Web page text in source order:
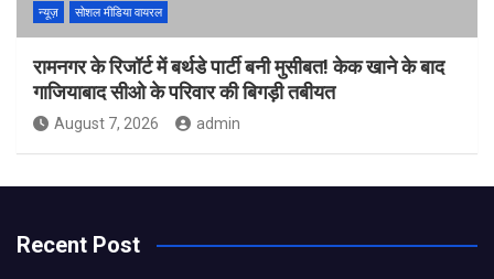
न्यूज़
सोशल मीडिया वायरल
रामनगर के रिजॉर्ट में बर्थडे पार्टी बनी मुसीबत! केक खाने के बाद
गाजियाबाद सीओ के परिवार की बिगड़ी तबीयत
August 7, 2026 admin
Recent Post